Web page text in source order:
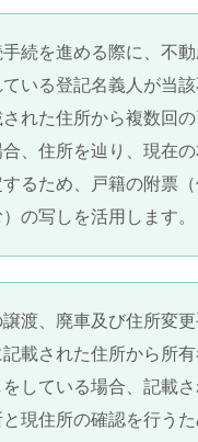
続を進める際に、不
ている登記名義人が当
れた住所から複数回
合、住所を辿り、現在
るため、戸籍の附票
の写しを活用します。
渡、廃車及び住所変
載された住所から所有
をしている場合、記載
現住所の確認を行うた